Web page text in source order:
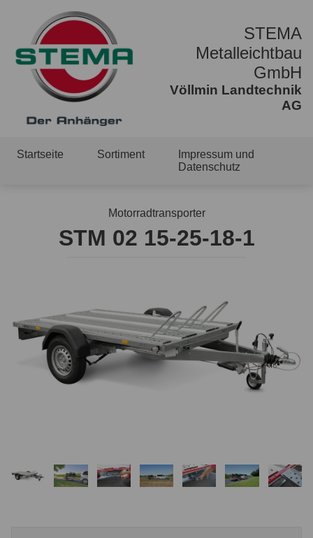
STEMA
Metalleichtbau
GmbH
Völlmin Landtechnik
AG
Startseite Sortiment
Impressum und
Datenschutz
Motorradtransporter
STM 02 15-25-18-1